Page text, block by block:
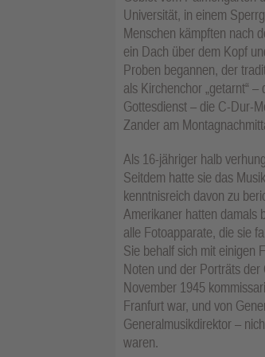
Universität, in einem
Menschen kämpften nach
ein Dach über dem Kopf
Proben begannen, der
als Kirchenchor „getarnt“
Gottesdienst – die C-Dur-
Zander am
Als 16-jähriger halb
Seitdem hatte sie das
kenntnisreich davon zu
Amerikaner hatten damals
alle Fotoapparate, die sie
Sie behalf sich mit einigen
Noten und der Porträts
November 1945
Franfurt war, und von
Generalmusikdirektor –
waren.